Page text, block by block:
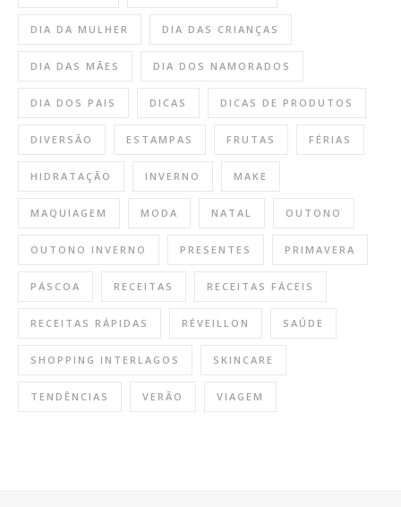
DIA DA MULHER DIA DAS CRIANÇAS
DIA DAS MÃES DIA DOS NAMORADOS
DIA DOS PAIS DICAS DICAS DE PRODUTOS
DIVERSÃO ESTAMPAS FRUTAS FÉRIAS
HIDRATAÇÃO INVERNO MAKE
MAQUIAGEM MODA NATAL OUTONO
OUTONO INVERNO PRESENTES PRIMAVERA
PÁSCOA RECEITAS RECEITAS FÁCEIS
RECEITAS RÁPIDAS RÉVEILLON SAÚDE
SHOPPING INTERLAGOS SKINCARE
TENDÊNCIAS VERÃO VIAGEM